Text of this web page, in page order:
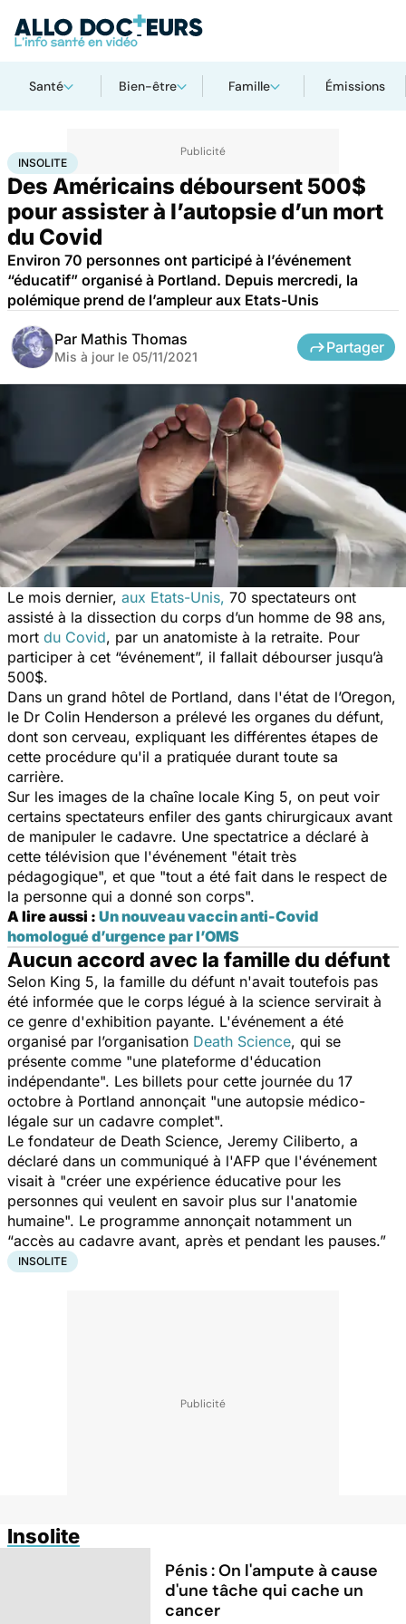
Santé Bien-être Famille Émissions
AccueilSanté
INSOLITE
Des Américains déboursent 500$
pour assister à l’autopsie d’un mort
du Covid
Environ 70 personnes ont participé à l’événement
“éducatif” organisé à Portland. Depuis mercredi, la
polémique prend de l’ampleur aux Etats-Unis
Par Mathis Thomas
Mis à jour le 05/11/2021
Partager
Le mois dernier, aux Etats-Unis, 70 spectateurs ont
assisté à la dissection du corps d’un homme de 98 ans,
mort du Covid, par un anatomiste à la retraite. Pour
participer à cet “événement”, il fallait débourser jusqu’à
500$.
Dans un grand hôtel de Portland, dans l'état de l’Oregon,
le Dr Colin Henderson a prélevé les organes du défunt,
dont son cerveau, expliquant les différentes étapes de
cette procédure qu'il a pratiquée durant toute sa
carrière.
Sur les images de la chaîne locale King 5, on peut voir
certains spectateurs enfiler des gants chirurgicaux avant
de manipuler le cadavre. Une spectatrice a déclaré à
cette télévision que l'événement "était très
pédagogique", et que "tout a été fait dans le respect de
la personne qui a donné son corps".
A lire aussi : Un nouveau vaccin anti-Covid
homologué d’urgence par l’OMS
Aucun accord avec la famille du défunt
Selon King 5, la famille du défunt n'avait toutefois pas
été informée que le corps légué à la science servirait à
ce genre d'exhibition payante. L'événement a été
organisé par l’organisation Death Science, qui se
présente comme "une plateforme d'éducation
indépendante". Les billets pour cette journée du 17
octobre à Portland annonçait "une autopsie médico-
légale sur un cadavre complet".
Le fondateur de Death Science, Jeremy Ciliberto, a
déclaré dans un communiqué à l'AFP que l'événement
visait à "créer une expérience éducative pour les
personnes qui veulent en savoir plus sur l'anatomie
humaine". Le programme annonçait notamment un
“accès au cadavre avant, après et pendant les pauses.”
INSOLITE
Insolite
Pénis : On l'ampute à cause
d'une tâche qui cache un
cancer